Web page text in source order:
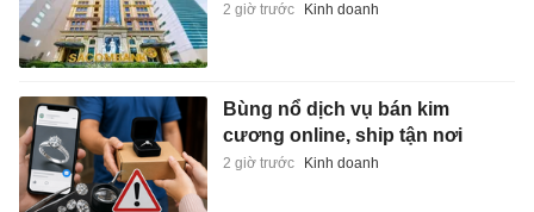
2 giờ trước Kinh doanh
Bùng nổ dịch vụ bán kim
cương online, ship tận nơi
2 giờ trước Kinh doanh